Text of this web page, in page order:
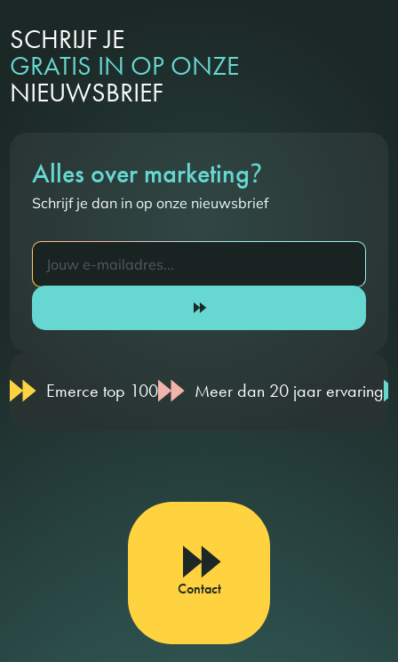
SCHRIJF JE
GRATIS IN OP ONZE
NIEUWSBRIEF
Alles over marketing?
Schrijf je dan in op onze nieuwsbrief
Emerce top 100 Meer dan 20 jaar ervaring
Contact